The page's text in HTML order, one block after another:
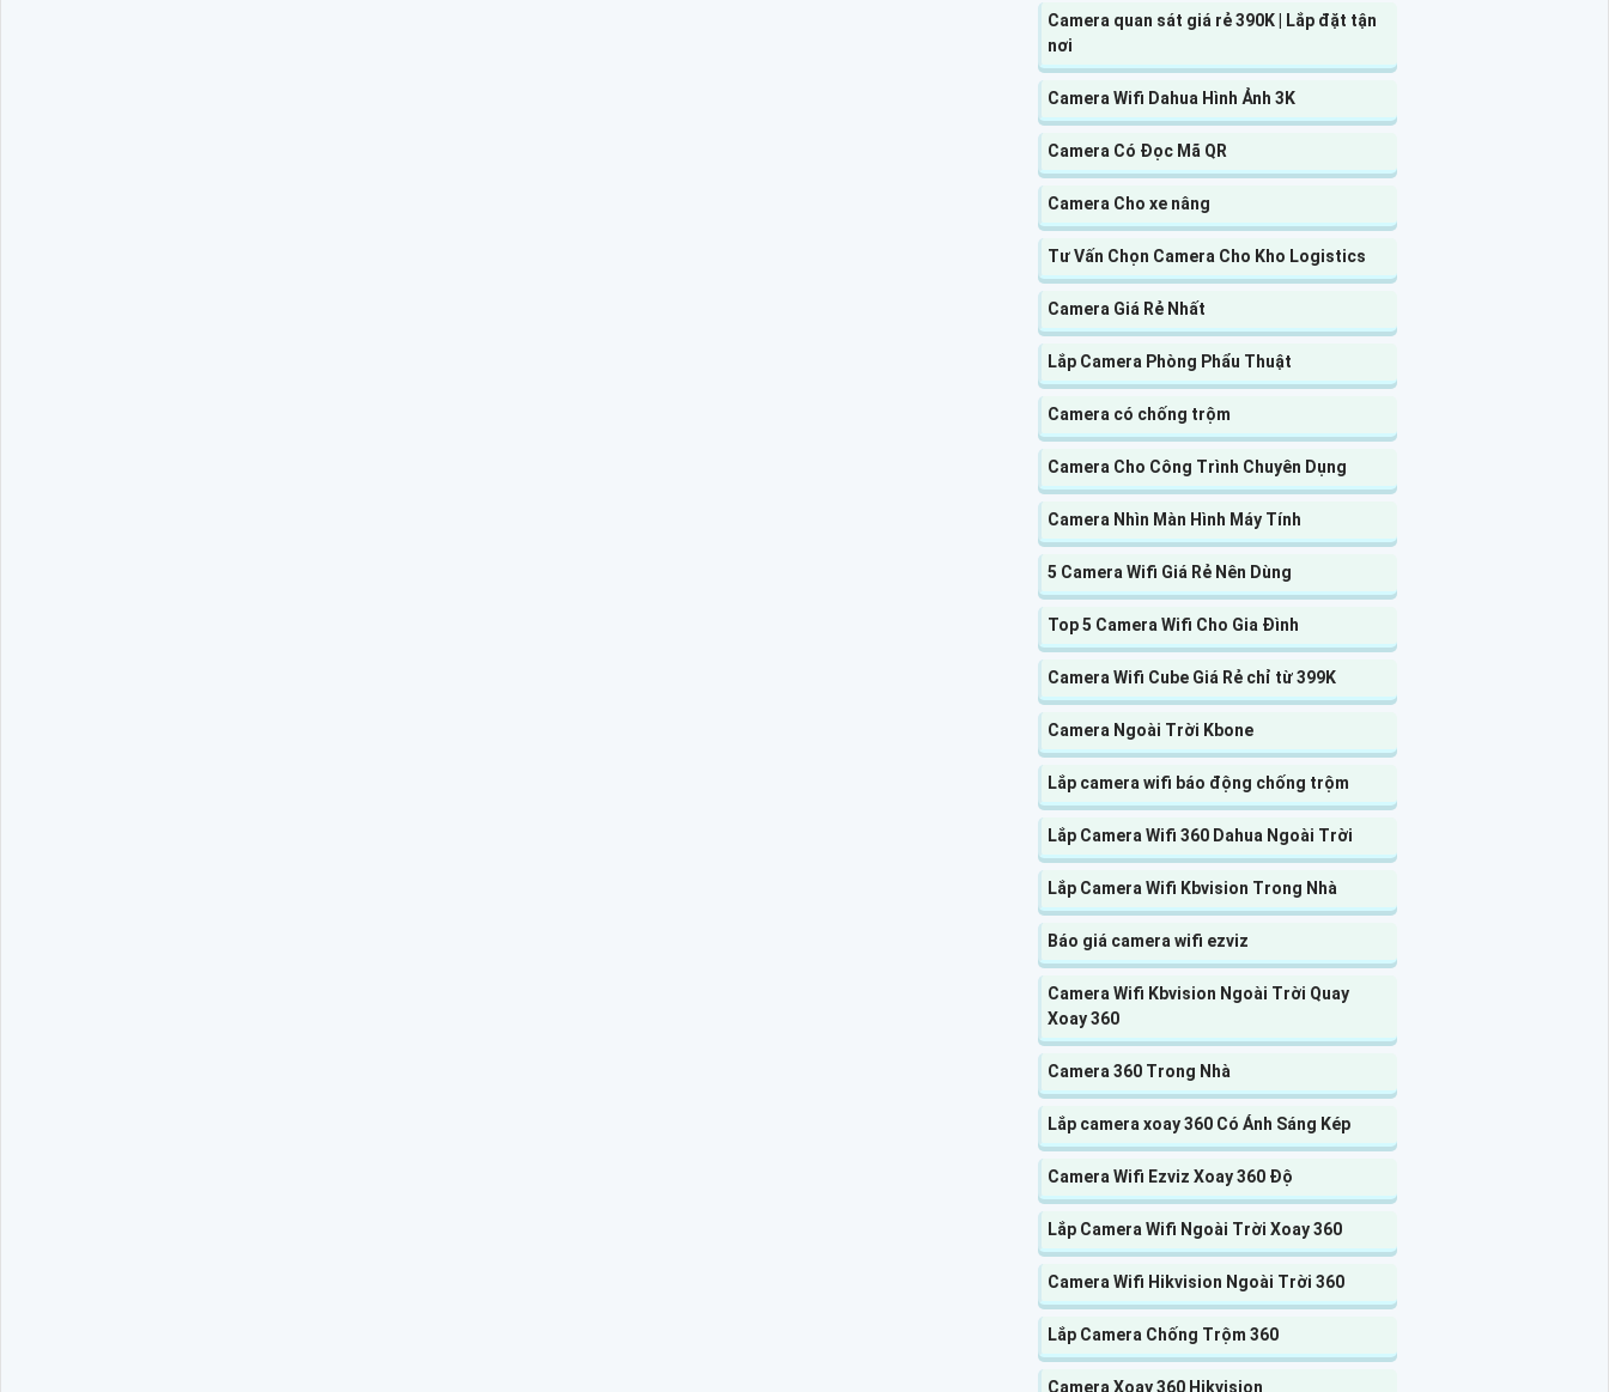
Camera quan sát giá rẻ 390K | Lắp đặt tận
nơi
Camera Wifi Dahua Hình Ảnh 3K
Camera Có Đọc Mã QR
Camera Cho xe nâng
Tư Vấn Chọn Camera Cho Kho Logistics
Camera Giá Rẻ Nhất
Lắp Camera Phòng Phẩu Thuật
Camera có chống trộm
Camera Cho Công Trình Chuyên Dụng
Camera Nhìn Màn Hình Máy Tính
5 Camera Wifi Giá Rẻ Nên Dùng
Top 5 Camera Wifi Cho Gia Đình
Camera Wifi Cube Giá Rẻ chỉ từ 399K
Camera Ngoài Trời Kbone
Lắp camera wifi báo động chống trộm
Lắp Camera Wifi 360 Dahua Ngoài Trời
Lắp Camera Wifi Kbvision Trong Nhà
Báo giá camera wifi ezviz
Camera Wifi Kbvision Ngoài Trời Quay
Xoay 360
Camera 360 Trong Nhà
Lắp camera xoay 360 Có Ánh Sáng Kép
Camera Wifi Ezviz Xoay 360 Độ
Lắp Camera Wifi Ngoài Trời Xoay 360
Camera Wifi Hikvision Ngoài Trời 360
Lắp Camera Chống Trộm 360
Camera Xoay 360 Hikvision